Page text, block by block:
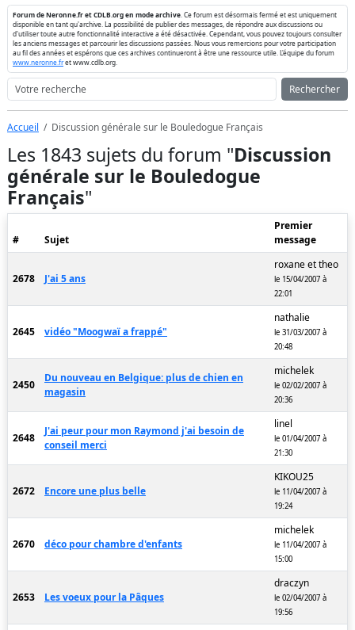
Forum de Neronne.fr et CDLB.org en mode archive . Ce forum est désormais fermé et est uniquement
disponible en tant qu'archive. La possibilité de publier des messages, de répondre aux discussions ou
d'utiliser toute autre fonctionnalité interactive a été désactivée. Cependant, vous pouvez toujours consulter
les anciens messages et parcourir les discussions passées. Nous vous remercions pour votre participation
au fil des années et espérons que ces archives continueront à être une ressource utile. L'équipe du forum
www.neronne.fret www.cdlb.org.
Rechercher
Accueil Discussion générale sur le Bouledogue Français
Les 1843 sujets du forum "Discussion
générale sur le Bouledogue
Français"
# Sujet
Premier
message
2678 J'ai 5 ans
roxane et theo
le 15/04/2007 à
22:01
2645 vidéo "Moogwaï a frappé"
nathalie
le 31/03/2007 à
20:48
2450
Du nouveau en Belgique: plus de chien en
magasin
michelek
le 02/02/2007 à
20:36
2648
J'ai peur pour mon Raymond j'ai besoin de
conseil merci
linel
le 01/04/2007 à
21:30
2672 Encore une plus belle
KIKOU25
le 11/04/2007 à
19:24
2670 déco pour chambre d'enfants
michelek
le 11/04/2007 à
15:00
2653 Les voeux pour la Pâques
draczyn
le 02/04/2007 à
19:56